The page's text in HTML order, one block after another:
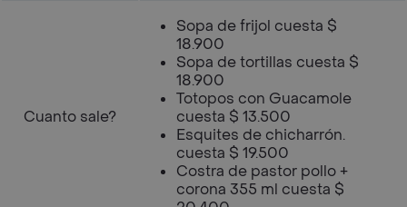
Cuanto sale?
Sopa de frijol cuesta $
18.900
Sopa de tortillas cuesta $
18.900
Totopos con Guacamole
cuesta $ 13.500
Esquites de chicharrón.
cuesta $ 19.500
Costra de pastor pollo +
corona 355 ml cuesta $